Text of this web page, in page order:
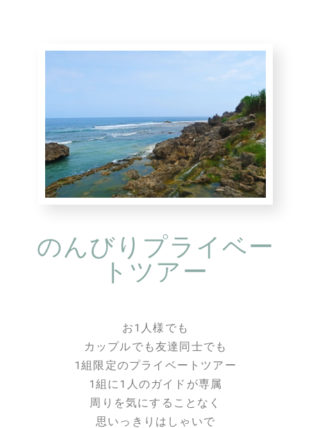
のんびりプライベー
トツアー
お1人様でも
カップルでも友達同士でも
1組限定のプライベートツアー
1組に1人のガイドが専属
周りを気にすることなく
思いっきりはしゃいで